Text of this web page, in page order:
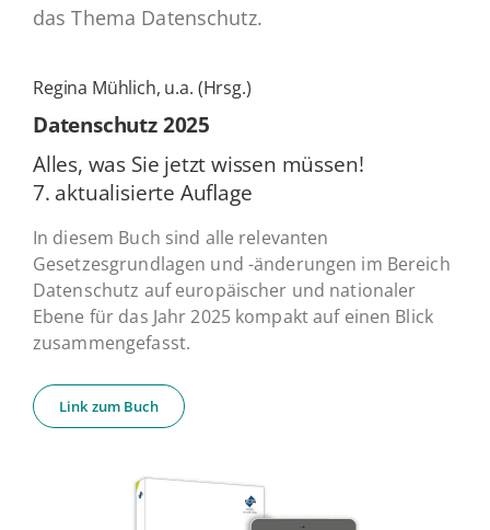
das Thema Datenschutz.
Regina Mühlich, u.a. (Hrsg.)
Daten­schutz 2025
Alles, was Sie jetzt wissen müssen!
7. ak­tua­li­sier­te Auflage
In diesem Buch sind alle relevanten
Gesetzesgrundlagen und -änderungen im Bereich
Datenschutz auf europäischer und nationaler
Ebene für das Jahr 2025 kompakt auf einen Blick
zusammengefasst.
Link zum Buch